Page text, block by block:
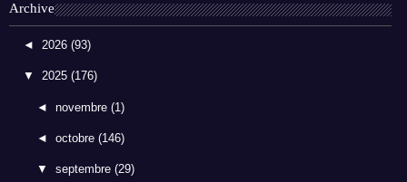
Archive
◄ 2026 (93)
▼ 2025 (176)
◄novembre(1)
◄octobre(146)
▼septembre(29)